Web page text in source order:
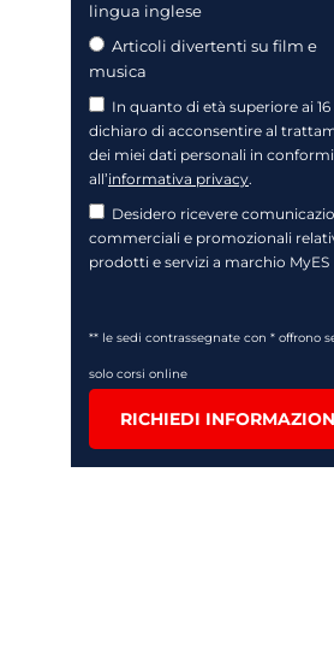
lingua inglese
Articoli divertenti su film e
musica
In quanto di età superiore ai 16
dichiaro di acconsentire al
dei miei dati personali in
all’informativa privacy.
Desidero ricevere
commerciali e promozionali
prodotti e servizi a marchio MyES
** le sedi contrassegnate con * offrono
solo corsi online
RICHIEDI